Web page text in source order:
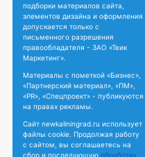
подборки материалов сайта,
элементов дизайна и оформления
допускается только с
письменного разрешения
правообладателя - ЗАО «Твик
Маркетинг».
Материалы с пометкой «Бизнес»,
«Партнерский материал», «ПМ»,
«PR», «Спецпроект» - публикуются
на правах рекламы.
Сайт newkaliningrad.ru использует
файлы cookie. Продолжая работу
с сайтом, вы соглашаетесь на
сбор и последующую обработку